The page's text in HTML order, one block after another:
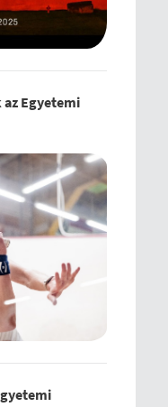
az Egyetemi